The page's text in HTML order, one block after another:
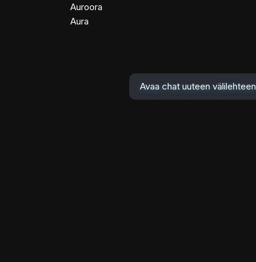
Auroora
Aura
Avaa chat uuteen välilehteen